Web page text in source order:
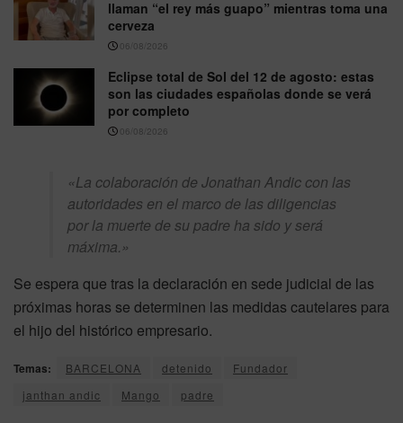
llaman “el rey más guapo” mientras toma una
cerveza
06/08/2026
Eclipse total de Sol del 12 de agosto: estas
son las ciudades españolas donde se verá
por completo
06/08/2026
«La colaboración de Jonathan Andic con las
autoridades en el marco de las diligencias
por la muerte de su padre ha sido y será
máxima.»
Se espera que tras la declaración en sede judicial de las
próximas horas se determinen las medidas cautelares para
el hijo del histórico empresario.
Temas: BARCELONA detenido
Fundador
janthan andic
Mango padre